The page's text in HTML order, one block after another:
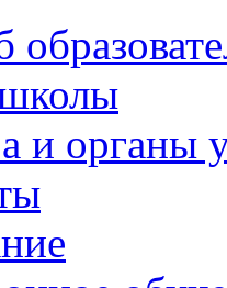
и органы